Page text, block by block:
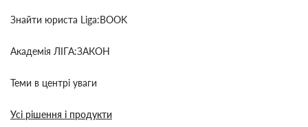
Знайти юриста Liga:BOOK
Академія ЛІГА:ЗАКОН
Теми в центрі уваги
Усі рішення і продукти